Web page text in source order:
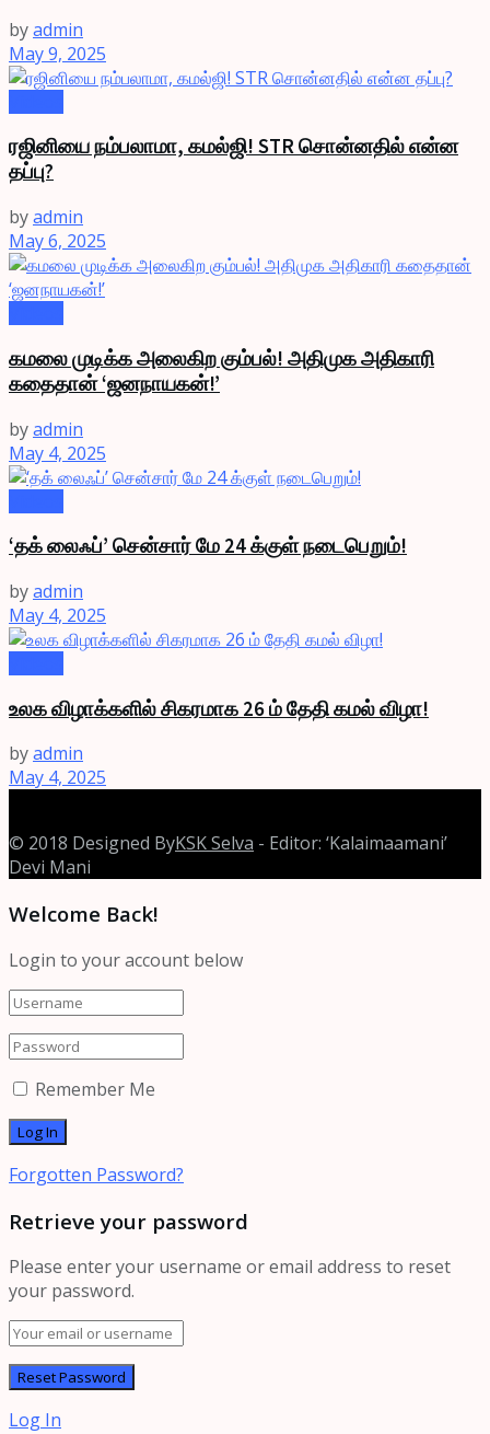
byadmin
May 9, 2025
ரஜினியை நம்பலாமா, கமல்ஜி! STR சொன்னதில் என்ன
தப்பு?
byadmin
May 6, 2025
கமலை முடிக்க அலைகிற கும்பல்! அதிமுக அதிகாரி
கதைதான் ‘ஜனநாயகன்!’
byadmin
May 4, 2025
‘தக் லைஃப்’ சென்சார் மே 24 க்குள் நடைபெறும்!
byadmin
May 4, 2025
உலக விழாக்களில் சிகரமாக 26 ம் தேதி கமல் விழா!
byadmin
May 4, 2025
© 2018 Designed ByKSK Selva - Editor: ‘Kalaimaamani’
Devi Mani
Welcome Back!
Login to your account below
Remember Me
Forgotten Password?
Retrieve your password
Please enter your username or email address to reset
your password.
Log In